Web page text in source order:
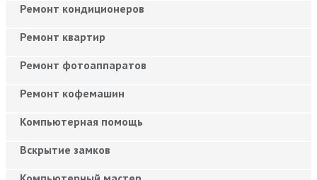
Ремонт кондиционеров
Ремонт квартир
Ремонт фотоаппаратов
Ремонт кофемашин
Компьютерная помощь
Вскрытие замков